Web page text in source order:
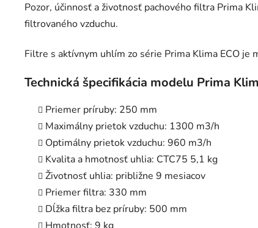
Pozor, účinnosť a životnosť pachového filtra Prima
filtrovaného vzduchu.
Filtre s aktívnym uhlím zo série Prima Klima ECO je
Technická špecifikácia modelu Prima
Priemer príruby: 250 mm
Maximálny prietok vzduchu: 1300 m3/h
Optimálny prietok vzduchu: 960 m3/h
Kvalita a hmotnosť uhlia: CTC75 5,1 kg
Životnosť uhlia: približne 9 mesiacov
Priemer filtra: 330 mm
Dĺžka filtra bez príruby: 500 mm